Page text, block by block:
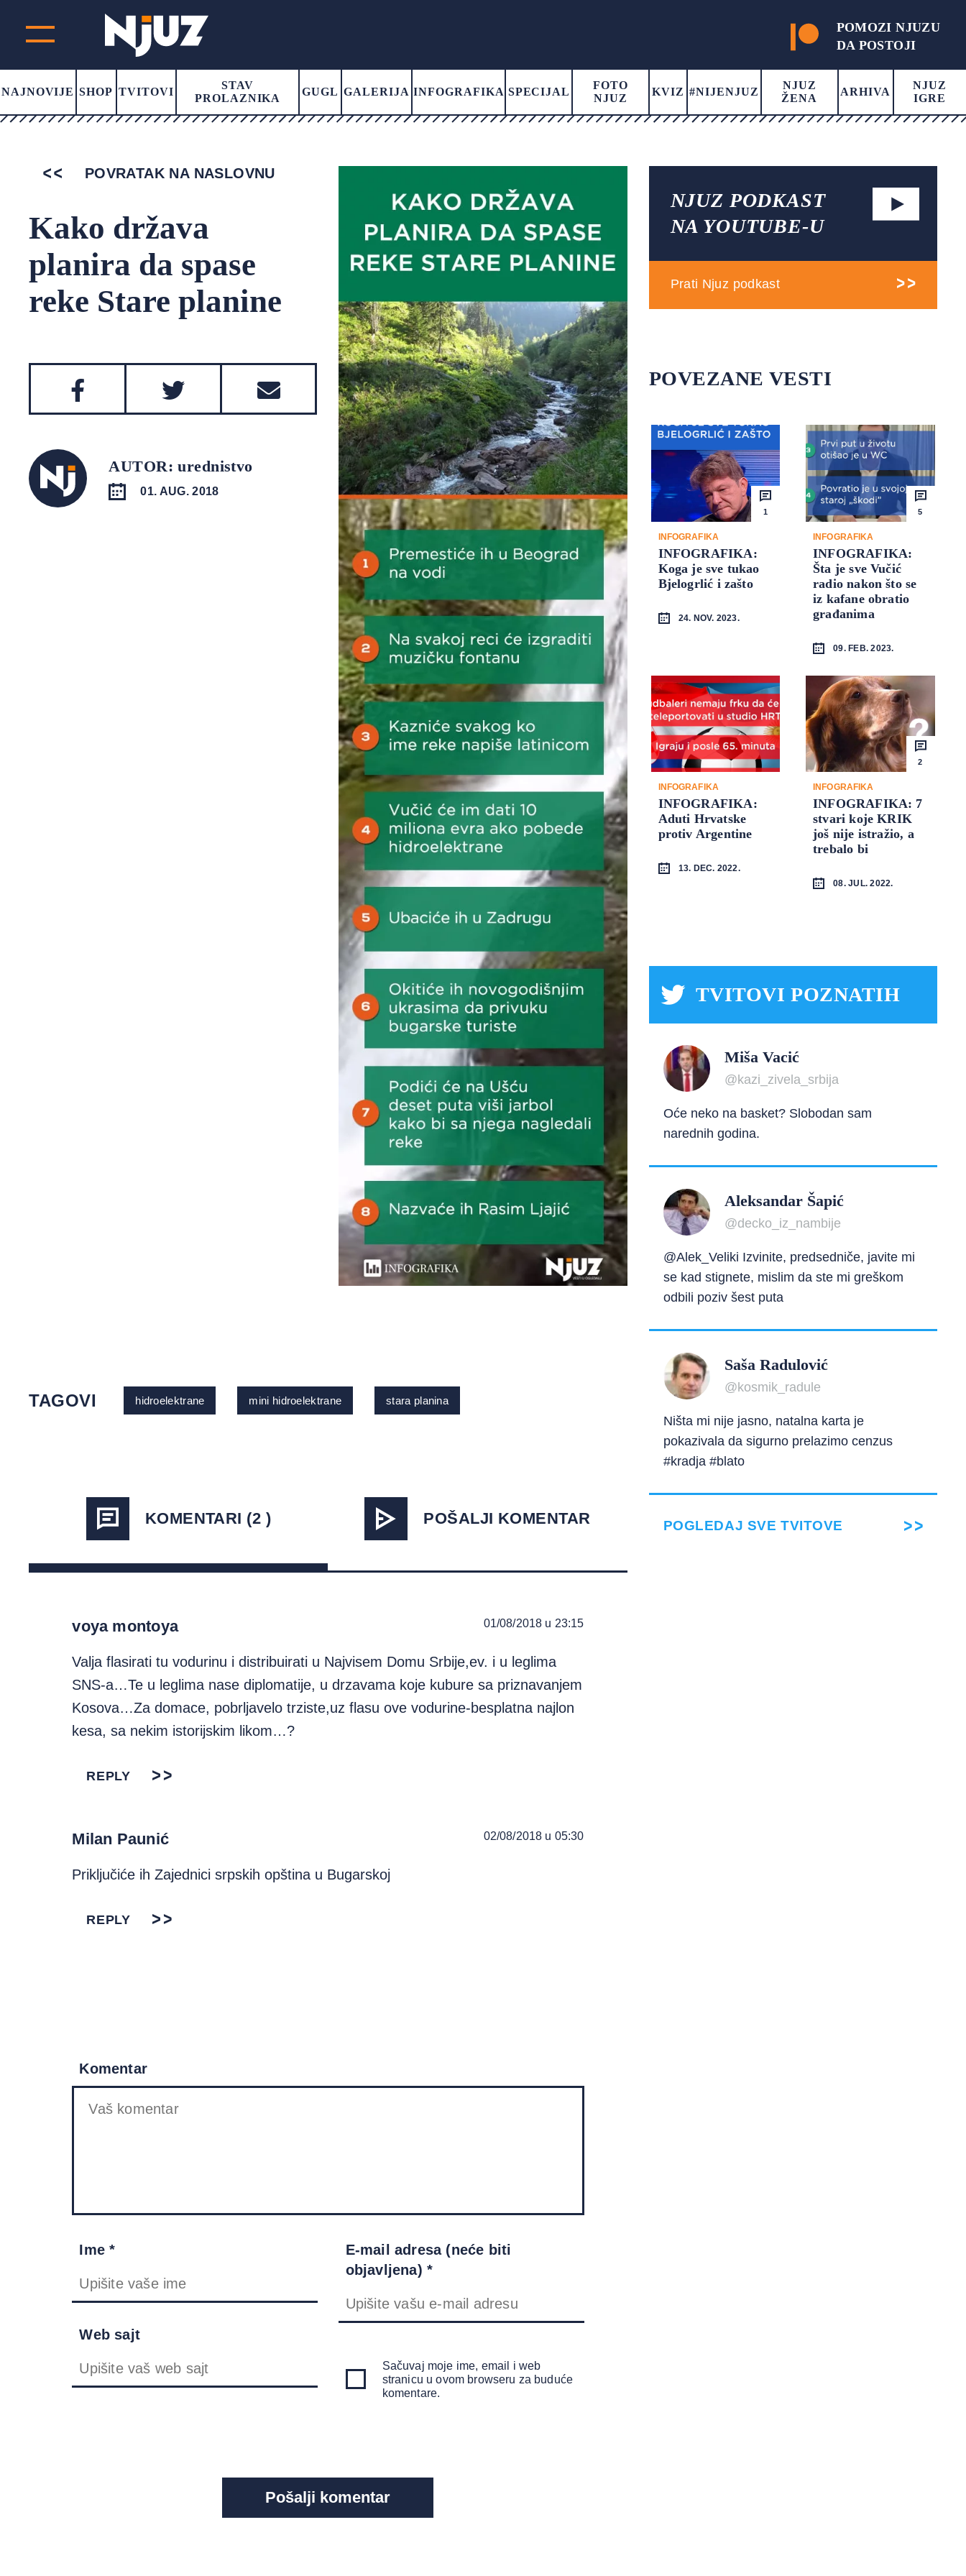
POMOZI NJUZU
DA POSTOJI
NAJNOVIJE SHOP TVITOVI
STAV
PROLAZNIKA
GUGL GALERIJA INFOGRAFIKA SPECIJAL
FOTO
NJUZ
KVIZ #NIJENJUZ
NJUZ
ŽENA
ARHIVA
NJUZ
IGRE
POVRATAK NA NASLOVNU
Kako država
planira da spase
reke Stare planine
AUTOR: urednistvo
01. AUG. 2018
TAGOVI hidroelektrane mini hidroelektrane stara planina
KOMENTARI (2 ) POŠALJI KOMENTAR
voya montoya 01/08/2018 u 23:15
Valja flasirati tu vodurinu i distribuirati u Najvisem Domu Srbije,ev. i u leglima
SNS-a…Te u leglima nase diplomatije, u drzavama koje kubure sa priznavanjem
Kosova…Za domace, pobrljavelo trziste,uz flasu ove vodurine-besplatna najlon
kesa, sa nekim istorijskim likom…?
REPLY
Milan Paunić 02/08/2018 u 05:30
Priključiće ih Zajednici srpskih opština u Bugarskoj
REPLY
Komentar
Ime *
E-mail adresa (neće biti
objavljena) *
Web sajt
Sačuvaj moje ime, email i web
stranicu u ovom browseru za buduće
komentare.
NJUZ PODKAST
NA YOUTUBE-U
Prati Njuz podkast
POVEZANE VESTI
1
INFOGRAFIKA
INFOGRAFIKA:
Koga je sve tukao
Bjelogrlić i zašto
24. NOV. 2023.
5
INFOGRAFIKA
INFOGRAFIKA:
Šta je sve Vučić
radio nakon što se
iz kafane obratio
građanima
09. FEB. 2023.
INFOGRAFIKA
INFOGRAFIKA:
Aduti Hrvatske
protiv Argentine
13. DEC. 2022.
2
INFOGRAFIKA
INFOGRAFIKA: 7
stvari koje KRIK
još nije istražio, a
trebalo bi
08. JUL. 2022.
TVITOVI POZNATIH
Miša Vacić
@kazi_zivela_srbija
Oće neko na basket? Slobodan sam
narednih godina.
Aleksandar Šapić
@decko_iz_nambije
@Alek_Veliki Izvinite, predsedniče, javite mi
se kad stignete, mislim da ste mi greškom
odbili poziv šest puta
Saša Radulović
@kosmik_radule
Ništa mi nije jasno, natalna karta je
pokazivala da sigurno prelazimo cenzus
#kradja #blato
POGLEDAJ SVE TVITOVE